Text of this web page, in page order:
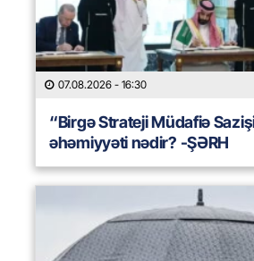
07.08.2026 - 16:30
“Birgə Strateji Müdafiə
əhəmiyyəti nədir? -ŞƏRH